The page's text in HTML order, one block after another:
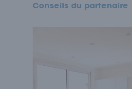
Conseils du partenaire